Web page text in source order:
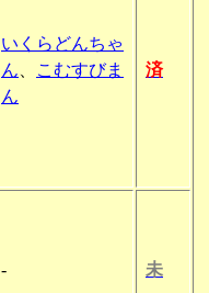
いくらどんちゃ
ん
こむすびま
ん
済
- 未